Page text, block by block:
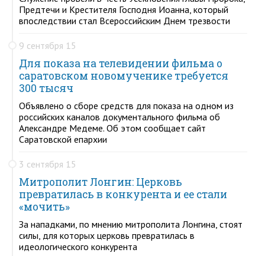
Предтечи и Крестителя Господня Иоанна, который
впоследствии стал Всероссийским Днем трезвости
9 сентября 15
Для показа на телевидении фильма о
саратовском новомученике требуется
300 тысяч
Объявлено о сборе средств для показа на одном из
российских каналов документального фильма об
Александре Медеме. Об этом сообщает сайт
Саратовской епархии
3 сентября 15
Митрополит Лонгин: Церковь
превратилась в конкурента и ее стали
«мочить»
За нападками, по мнению митрополита Лонгина, стоят
силы, для которых церковь превратилась в
идеологического конкурента